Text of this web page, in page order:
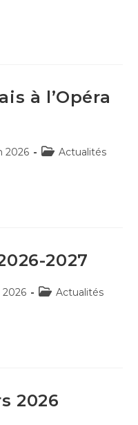
à l’Opéra
2026
PostActualités
2027
2026
PostActualités
2026